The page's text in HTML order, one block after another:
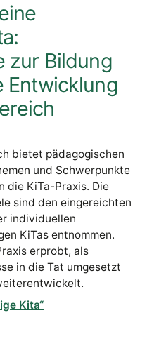
zur Bildung
Entwicklung
bietet pädagogischen
und Schwerpunkte
die KiTa-Praxis. Die
sind den eingereichten
individuellen
KiTas entnommen.
erprobt, als
in die Tat umgesetzt
Kita“